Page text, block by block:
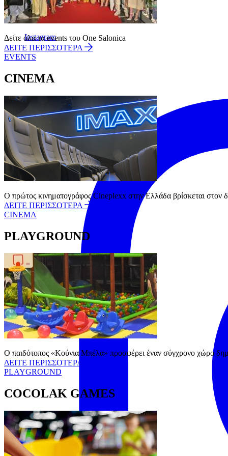
Δείτε όλα τα events του One Salonica
ΔΕΙΤΕ ΠΕΡΙΣΣΟΤΕΡΑ
EVENTS
CINEMA
Ο πρώτος κινηματογράφος Cineplexx στην Ελλάδα βρίσκεται στον
ΔΕΙΤΕ ΠΕΡΙΣΣΟΤΕΡΑ
CINEMA
PLAYGROUND
Ο παιδότοπος «Κούνια Μπέλα» προσφέρει έναν σύγχρονο χώρο
ΔΕΙΤΕ ΠΕΡΙΣΣΟΤΕΡΑ
PLAYGROUND
COCOLAK GAMES
Follow us:
Instagram